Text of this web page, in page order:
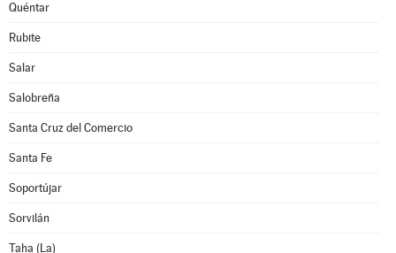
Quéntar
Rubite
Salar
Salobreña
Santa Cruz del Comercio
Santa Fe
Soportújar
Sorvilán
Taha (La)